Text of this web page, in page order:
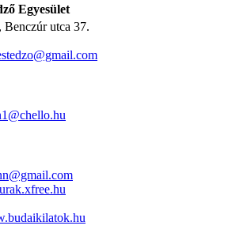
Egyesület
Benczúr utca 37.